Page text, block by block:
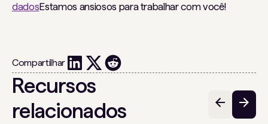
dadosEstamos ansiosos para trabalhar com você!
Compartilhar
Recursos
relacionados